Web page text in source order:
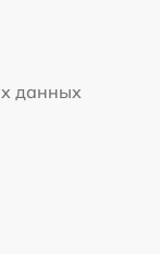
данных